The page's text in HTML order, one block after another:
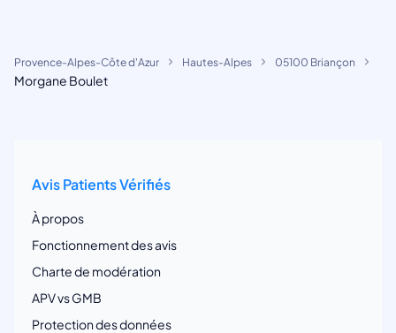
Provence-Alpes-Côte d'Azur Hautes-Alpes 05100 Briançon
Morgane Boulet
Avis Patients Vérifiés
À propos
Fonctionnement des avis
Charte de modération
APV vs GMB
Protection des données